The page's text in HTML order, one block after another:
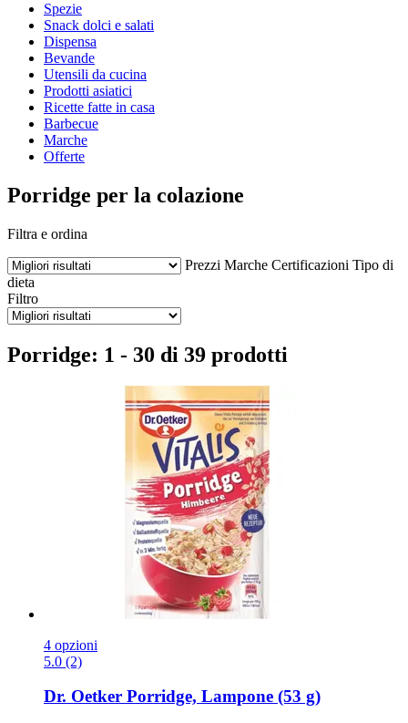
Spezie
Snack dolci e salati
Dispensa
Bevande
Utensili da cucina
Prodotti asiatici
Ricette fatte in casa
Barbecue
Marche
Offerte
Porridge per la colazione
Filtra e ordina
Prezzi Marche Certificazioni Tipo di
dieta
Filtro
Porridge: 1 - 30 di 39 prodotti
4 opzioni
5.0 (2)
Dr. Oetker Porridge, Lampone (53 g)